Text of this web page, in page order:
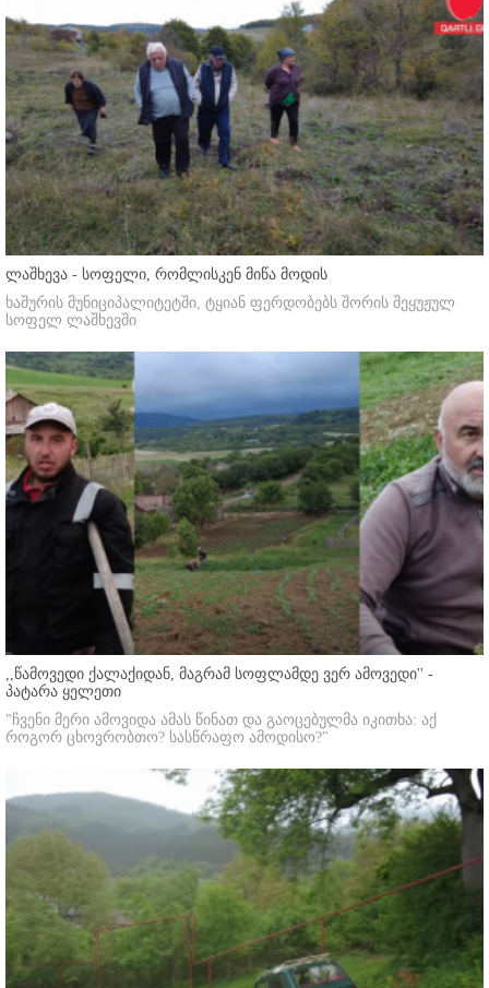
ლაშხევა - სოფელი, რომლისკენ მიწა მოდის
ხაშურის მუნიციპალიტეტში, ტყიან ფერდობებს შორის შეყუჟულ
სოფელ ლაშხევში
,,წამოვედი ქალაქიდან, მაგრამ სოფლამდე ვერ ამოვედი'' -
პატარა ყელეთი
"ჩვენი მერი ამოვიდა ამას წინათ და გაოცებულმა იკითხა: აქ
როგორ ცხოვრობთო? სასწრაფო ამოდისო?"